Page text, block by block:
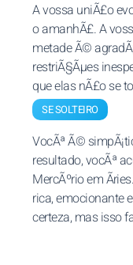
A vossa uniÃ£o
o amanhÃ£. A
metade Ã©
restriÃ§Ãµes
que elas nÃ£o se
SE SOLTEIRO
VocÃª Ã©
resultado, vocÃª
MercÃºrio em
rica, emocionante
certeza, mas isso